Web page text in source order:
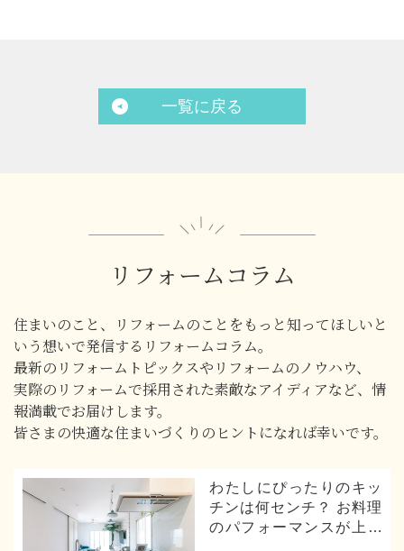
一覧に戻る
リフォームコラム
住まいのこと、リフォームのことをもっと知ってほしいと
いう想いで発信するリフォームコラム。
最新のリフォームトピックスやリフォームのノウハウ、
実際のリフォームで採用された素敵なアイディアなど、情
報満載でお届けします。
皆さまの快適な住まいづくりのヒントになれば幸いです。
わたしにぴったりのキッ
チンは何センチ？ お料理
のパフォーマンスが上が